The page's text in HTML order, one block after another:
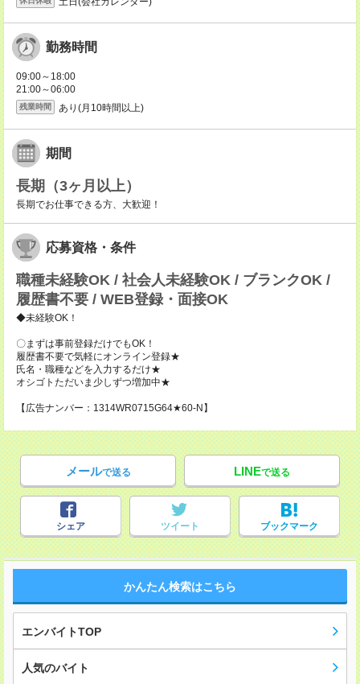
勤務時間
09:00～18:00
21:00～06:00
残業時間 あり(月10時間以上)
期間
長期（3ヶ月以上）
長期でお仕事できる方、大歓迎！
応募資格・条件
職種未経験OK / 社会人未経験OK / ブランクOK /
履歴書不要 / WEB登録・面接OK
◆未経験OK！
〇まずは事前登録だけでもOK！
履歴書不要で気軽にオンライン登録★
氏名・職種などを入力するだけ★
オシゴトただいま少しずつ増加中★
【広告ナンバー：1314WR0715G64★60-N】
メールで送る LINEで送る
シェア ツイート ブックマーク
かんたん検索はこちら
エンバイトTOP
人気のバイト